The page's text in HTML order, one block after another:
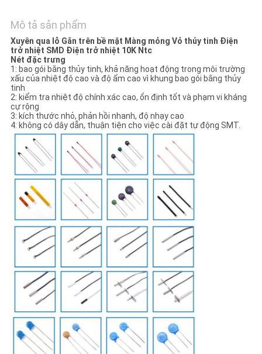
GIÁ
VR
SHOW
SƠ
TRANG
WEB
PRIVACY
POLICY
Mô tả sản phẩm
Xuyên qua lỗ Gắn trên bề mặt Màng mỏng Vỏ thủy tinh Điện
trở nhiệt SMD Điện trở nhiệt 10K Ntc
Nét đặc trưng
1: bao gói bằng thủy tinh, khả năng hoạt động trong môi trường
xấu của nhiệt độ cao và độ ẩm cao vì khung bao gói bằng thủy
tinh
2: kiểm tra nhiệt độ chính xác cao, ổn định tốt và phạm vi kháng
cự rộng
3: kích thước nhỏ, phản hồi nhanh, độ nhạy cao
4: không có dây dẫn, thuận tiện cho việc cài đặt tự động SMT.